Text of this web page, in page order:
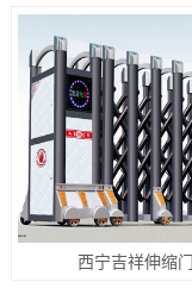
西宁吉祥伸缩门